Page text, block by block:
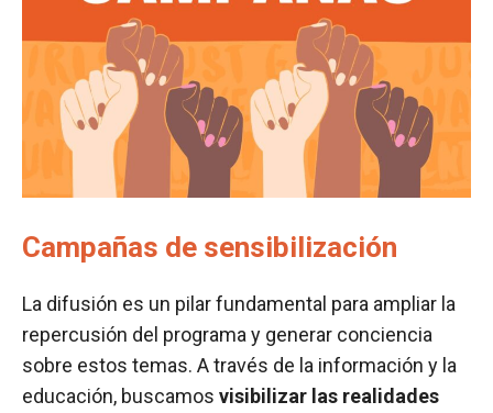
Campañas de sensibilización
La difusión es un pilar fundamental para ampliar la
repercusión del programa y generar conciencia
sobre estos temas. A través de la información y la
educación, buscamos visibilizar las realidades